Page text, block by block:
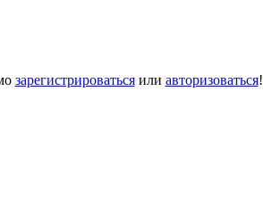
зарегистрироватьсяили авторизоваться!